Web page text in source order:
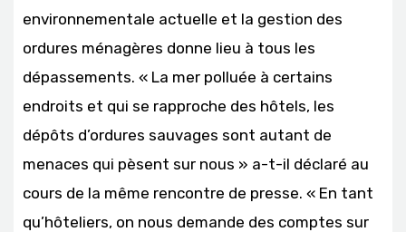
environnementale actuelle et la gestion des
ordures ménagères donne lieu à tous les
dépassements. « La mer polluée à certains
endroits et qui se rapproche des hôtels, les
dépôts d’ordures sauvages sont autant de
menaces qui pèsent sur nous » a-t-il déclaré au
cours de la même rencontre de presse. « En tant
qu’hôteliers, on nous demande des comptes sur